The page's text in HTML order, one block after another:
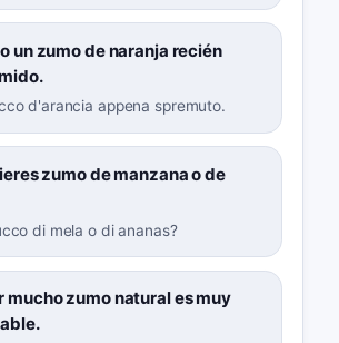
un zumo de naranja recién
d'arancia appena spremuto.
zumo de manzana o de
di mela o di ananas?
mucho zumo natural es muy